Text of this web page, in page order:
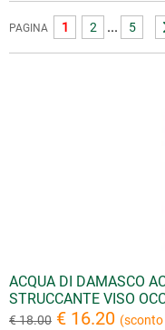
PAGINA 1 2 ... 5
ACQUA DI DAMASCO
STRUCCANTE VISO
€ 18.00 € 16.20 (sconto